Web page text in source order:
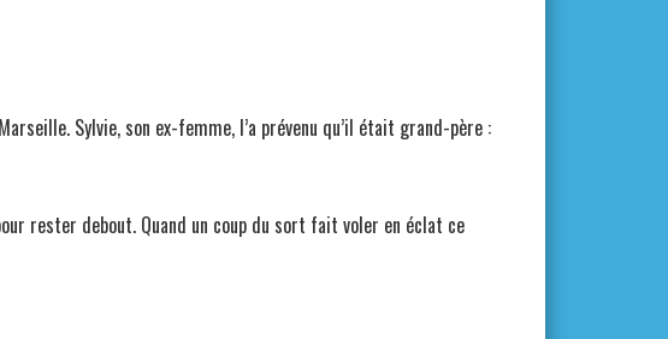
Sylvie, son ex-femme, l’a prévenu qu’il était grand-père :
rester debout. Quand un coup du sort fait voler en éclat ce